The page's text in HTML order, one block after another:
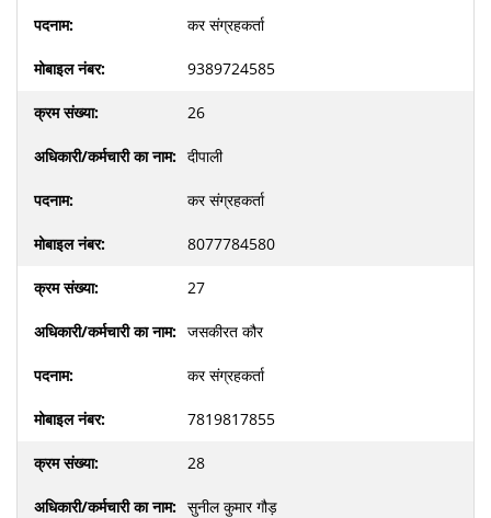
कर संग्रहकर्ता
9389724585
26
दीपाली
कर संग्रहकर्ता
8077784580
27
जसकीरत कौर
कर संग्रहकर्ता
7819817855
28
सुनील कुमार गौड़